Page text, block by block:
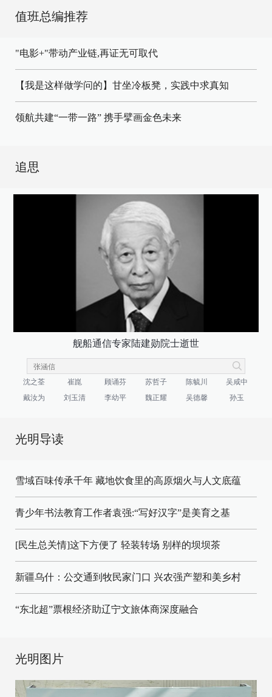
值班总编推荐
"电影+"带动产业链,再证无可取代
【我是这样做学问的】甘坐冷板凳，实践中求真知
领航共建“一带一路” 携手擘画金色未来
追思
舰船通信专家陆建勋院士逝世
沈之荃 崔崑 顾诵芬 苏哲子 陈毓川
吴咸中
戴汝为
刘玉清 李幼平 魏正耀 吴德馨 孙玉
光明导读
雪域百味传承千年 藏地饮食里的高原烟火与人文底蕴
青少年书法教育工作者袁强:“写好汉字”是美育之基
[民生总关情]这下方便了 轻装转场 别样的坝坝茶
新疆乌什：公交通到牧民家门口 兴农强产塑和美乡村
“东北超”票根经济助辽宁文旅体商深度融合
光明图片